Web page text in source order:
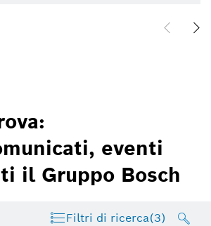
eventi
il Gruppo Bosch
Filtri di ricerca(3)